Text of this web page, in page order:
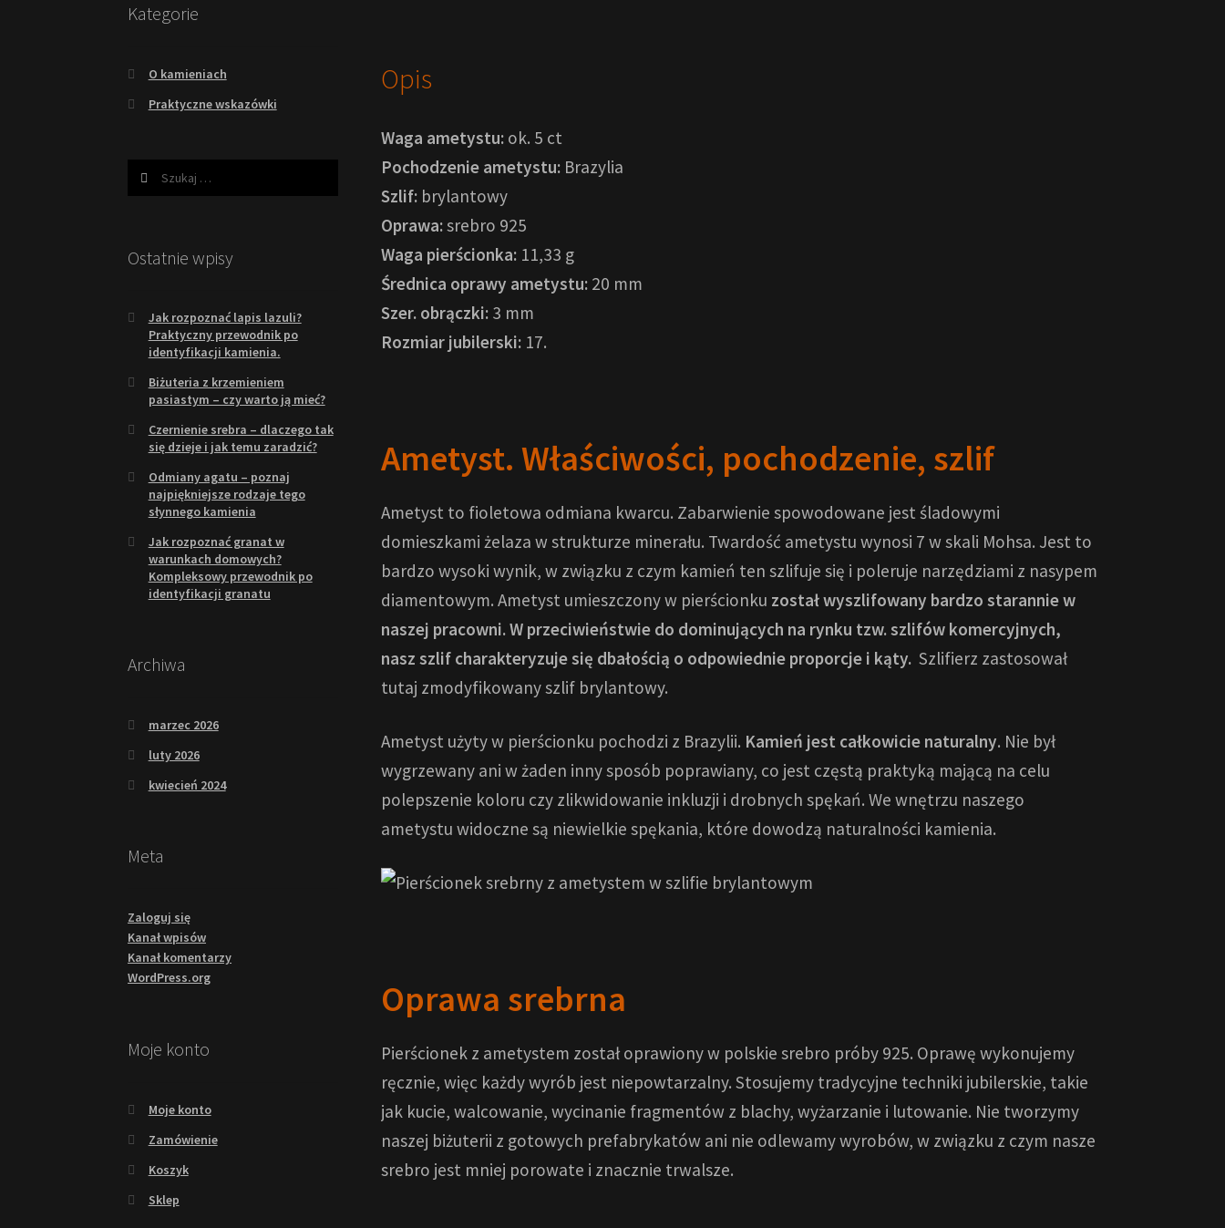
Opis
Waga ametystu:ok. 5 ct
Pochodzenie ametystu:Brazylia
Szlif:brylantowy
Oprawa:srebro 925
Waga pierścionka:11,33 g
Średnica oprawy ametystu:20 mm
Szer. obrączki:3 mm
Rozmiar jubilerski:17.
Ametyst. Właściwości, pochodzenie, szlif
Ametyst to fioletowa odmiana kwarcu. Zabarwienie spowodowane jest śladowymi
domieszkami żelaza w strukturze minerału. Twardość ametystu wynosi 7 w skali Mohsa. Jest to
bardzo wysoki wynik, w związku z czym kamień ten szlifuje się i poleruje narzędziami z nasypem
diamentowym. Ametyst umieszczony w pierścionku został wyszlifowany bardzo starannie w
naszej pracowni. W przeciwieństwie do dominujących na rynku tzw. szlifów komercyjnych,
nasz szlif charakteryzuje się dbałością o odpowiednie proporcje i kąty. Szlifierz zastosował
tutaj zmodyfikowany szlif brylantowy.
Ametyst użyty w pierścionku pochodzi z Brazylii. Kamień jest całkowicie naturalny. Nie był
wygrzewany ani w żaden inny sposób poprawiany, co jest częstą praktyką mającą na celu
polepszenie koloru czy zlikwidowanie inkluzji i drobnych spękań. We wnętrzu naszego
ametystu widoczne są niewielkie spękania, które dowodzą naturalności kamienia.
Oprawa srebrna
Pierścionek z ametystem został oprawiony w polskie srebro próby 925. Oprawę wykonujemy
ręcznie, więc każdy wyrób jest niepowtarzalny. Stosujemy tradycyjne techniki jubilerskie, takie
jak kucie, walcowanie, wycinanie fragmentów z blachy, wyżarzanie i lutowanie. Nie tworzymy
naszej biżuterii z gotowych prefabrykatów ani nie odlewamy wyrobów, w związku z czym nasze
srebro jest mniej porowate i znacznie trwalsze.
Kategorie
O kamieniach
Praktyczne wskazówki
Ostatnie wpisy
Jak rozpoznać lapis lazuli?
Praktyczny przewodnik po
identyfikacji kamienia.
Biżuteria z krzemieniem
pasiastym – czy warto ją mieć?
Czernienie srebra – dlaczego tak
się dzieje i jak temu zaradzić?
Odmiany agatu – poznaj
najpiękniejsze rodzaje tego
słynnego kamienia
Jak rozpoznać granat w
warunkach domowych?
Kompleksowy przewodnik po
identyfikacji granatu
Archiwa
marzec 2026
luty 2026
kwiecień 2024
Meta
Zaloguj się
Kanał wpisów
Kanał komentarzy
WordPress.org
Moje konto
Moje konto
Zamówienie
Koszyk
Sklep